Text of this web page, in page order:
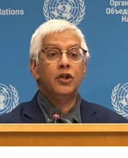
diễn ra vận
tại Triều Tiên
CSIS, các hình ảnh từ
cho thấy có thể đang
vật liệu phóng xạ tại